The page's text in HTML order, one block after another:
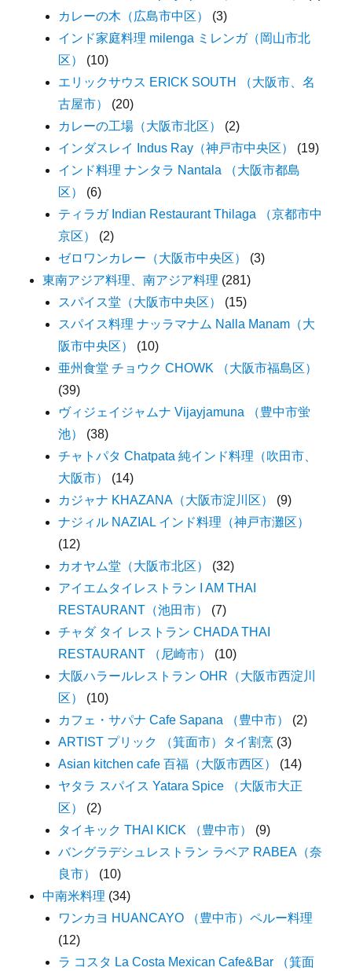
カレーの木（広島市中区）
(3)
インド家庭料理 milenga ミレンガ（岡山市北
区）
(10)
エリックサウス ERICK SOUTH （大阪市、名
古屋市）
(20)
カレーの工場（大阪市北区）
(2)
インダスレイ Indus Ray（神戸市中央区）
(19)
インド料理 ナンタラ Nantala （大阪市都島
区）
(6)
ティラガ Indian Restaurant Thilaga （京都市中
京区）
(2)
ゼロワンカレー（大阪市中央区）
(3)
東南アジア料理、南アジア料理 (281)
スパイス堂（大阪市中央区）
(15)
スパイス料理 ナッラマナム Nalla Manam（大
阪市中央区）
(10)
亜州食堂 チョウク CHOWK （大阪市福島区）
(39)
ヴィジェイジャムナ Vijayjamuna （豊中市蛍
池）
(38)
チャトパタ Chatpata 純インド料理（吹田市、
大阪市）
(14)
カジャナ KHAZANA（大阪市淀川区）
(9)
ナジィル NAZIAL インド料理（神戸市灘区）
(12)
カオヤム堂（大阪市北区）
(32)
アイエムタイレストラン I AM THAI
RESTAURANT（池田市）
(7)
チャダ タイ レストラン CHADA THAI
RESTAURANT （尼崎市）
(10)
大阪ハラールレストラン OHR（大阪市西淀川
区）
(10)
カフェ・サパナ Cafe Sapana （豊中市）
(2)
ARTIST プリック （箕面市）タイ割烹 (3)
Asian kitchen cafe 百福（大阪市西区）
(14)
ヤタラ スパイス Yatara Spice （大阪市大正
区）
(2)
タイキック THAI KICK （豊中市）
(9)
バングラデシュレストラン ラベア RABEA（奈
良市）
(10)
中南米料理 (34)
ワンカヨ HUANCAYO （豊中市）ペルー料理
(12)
ラ コスタ La Costa Mexican Cafe&Bar （箕面